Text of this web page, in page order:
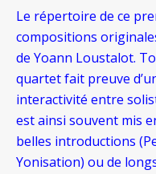
Le répertoire de ce
compositions
de Yoann Loustalot.
quartet fait preuve
interactivité entre
est ainsi souvent mis
belles introductions
Yonisation) ou de